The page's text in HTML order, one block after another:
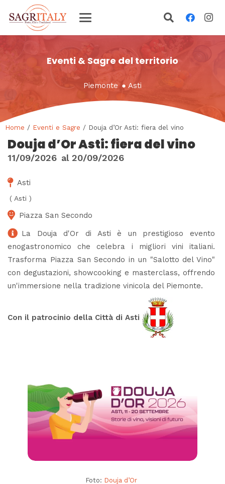
Eventi & Sagre del territorio
Piemonte ● Asti
Home / Eventi e Sagre / Douja d’Or Asti: fiera del vino
Douja d’Or Asti: fiera del vino
11/09/2026 al 20/09/2026
Asti
( Asti )
Piazza San Secondo
La Douja d'Or di Asti è un prestigioso evento
enogastronomico che celebra i migliori vini italiani.
Trasforma Piazza San Secondo in un "Salotto del Vino"
con degustazioni, showcooking e masterclass, offrendo
un'immersione nella tradizione vinicola del Piemonte.
Con il patrocinio della Città di Asti
Foto: Douja d’Or